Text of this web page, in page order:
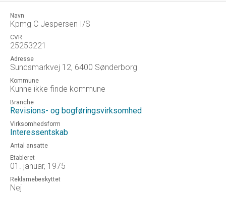
Navn
Kpmg C Jespersen I/S
CVR
25253221
Adresse
Sundsmarkvej 12, 6400 Sønderborg
Kommune
Kunne ikke finde kommune
Branche
Revisions- og bogføringsvirksomhed
Virksomhedsform
Interessentskab
Antal ansatte
Etableret
01. januar, 1975
Reklamebeskyttet
Nej